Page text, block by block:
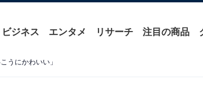
ビジネス エンタメ リサーチ 注目の商品
うにかわいい」